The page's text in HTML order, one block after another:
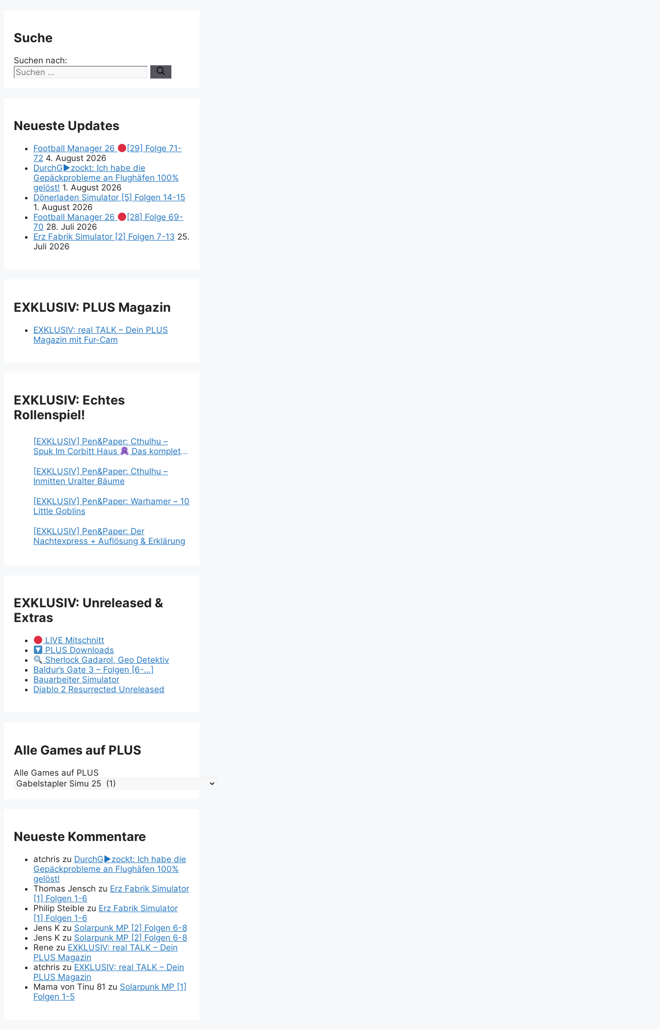
Suche
Suchen nach:
Neueste Updates
Football Manager 26
[29] Folge 71-
72 4. August 2026
DurchG►zockt: Ich habe die
Gepäckprobleme an Flughäfen 100%
gelöst! 1. August 2026
Dönerladen Simulator [5] Folgen 14-15
1. August 2026
Football Manager 26
[28] Folge 69-
70 28. Juli 2026
Erz Fabrik Simulator [2] Folgen 7-13 25.
Juli 2026
EXKLUSIV: PLUS Magazin
EXKLUSIV: real TALK – Dein PLUS
Magazin mit Fur-Cam
EXKLUSIV: Echtes
Rollenspiel!
[EXKLUSIV] Pen&Paper: Cthulhu –
Spuk Im Corbitt Haus
Das komplette
[EXKLUSIV] Pen&Paper: Cthulhu –
Inmitten Uralter Bäume
[EXKLUSIV] Pen&Paper: Warhamer – 10
Little Goblins
[EXKLUSIV] Pen&Paper: Der
Nachtexpress + Auflösung & Erklärung
EXKLUSIV: Unreleased &
Extras
LIVE Mitschnitt
PLUS Downloads
Sherlock Gadarol, Geo Detektiv
Baldur’s Gate 3 – Folgen [6-…]
Bauarbeiter Simulator
Diablo 2 Resurrected Unreleased
Alle Games auf PLUS
Alle Games auf PLUS
Neueste Kommentare
atchris zu DurchG►zockt: Ich habe die
Gepäckprobleme an Flughäfen 100%
gelöst!
Thomas Jensch zu Erz Fabrik Simulator
[1] Folgen 1-6
Philip Steible zu Erz Fabrik Simulator
[1] Folgen 1-6
Jens K zu Solarpunk MP [2] Folgen 6-8
Jens K zu Solarpunk MP [2] Folgen 6-8
Rene zu EXKLUSIV: real TALK – Dein
PLUS Magazin
atchris zu EXKLUSIV: real TALK – Dein
PLUS Magazin
Mama von Tinu 81 zu Solarpunk MP [1]
Folgen 1-5